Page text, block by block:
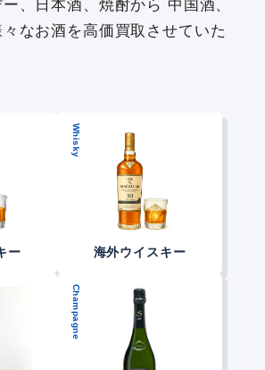
、日本酒、焼酎から 中国酒、
なお酒を高価買取させていた
ー
Whisky
海外ウイスキー
Champagne